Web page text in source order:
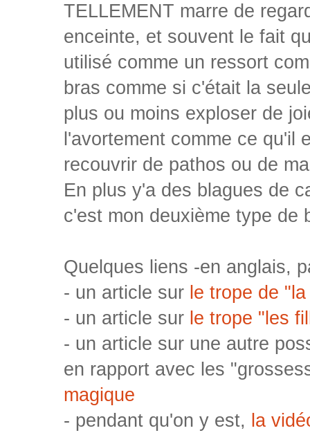
TELLEMENT marre de
enceinte, et souvent le fait
utilisé comme un ressort
bras comme si c'était la
plus ou moins exploser de
l'avortement comme ce qu'il
recouvrir de pathos ou de
En plus y'a des blagues de
c'est mon deuxième type de
Quelques liens -en anglais,
- un article sur le trope de
- un article sur le trope "les
- un article sur une autre
en rapport avec les
magique
- pendant qu'on y est, la